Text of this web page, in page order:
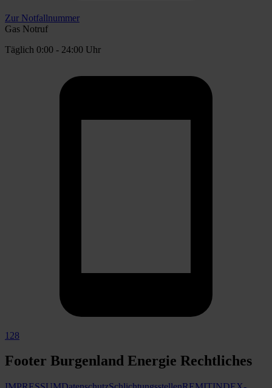
Zur Notfallnummer
Gas Notruf
Täglich 0:00 - 24:00 Uhr
128
Footer Burgenland Energie Rechtliches